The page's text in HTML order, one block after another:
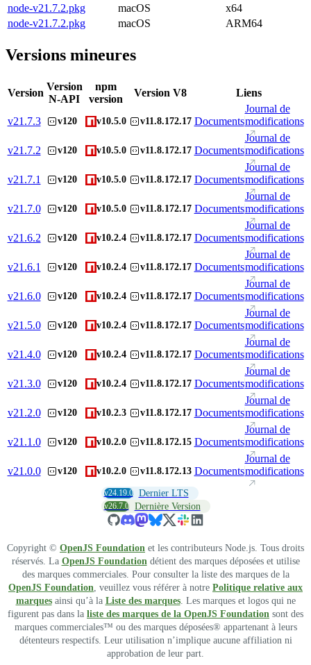
node-v21.7.2.pkg
macOS
x64
node-v21.7.2.pkg
macOS ARM64
Versions mineures
Version
Version
N-API
npm
version
Version V8 Liens
v21.7.3 v120 v10.5.0 v11.8.172.17 Documents
Journal de
modifications
v21.7.2 v120 v10.5.0 v11.8.172.17 Documents
Journal de
modifications
v21.7.1 v120 v10.5.0 v11.8.172.17 Documents
Journal de
modifications
v21.7.0 v120 v10.5.0 v11.8.172.17 Documents
Journal de
modifications
v21.6.2 v120 v10.2.4 v11.8.172.17 Documents
Journal de
modifications
v21.6.1 v120 v10.2.4 v11.8.172.17 Documents
Journal de
modifications
v21.6.0 v120 v10.2.4 v11.8.172.17 Documents
Journal de
modifications
v21.5.0 v120 v10.2.4 v11.8.172.17 Documents
Journal de
modifications
v21.4.0 v120 v10.2.4 v11.8.172.17 Documents
Journal de
modifications
v21.3.0 v120 v10.2.4 v11.8.172.17 Documents
Journal de
modifications
v21.2.0 v120 v10.2.3 v11.8.172.17 Documents
Journal de
modifications
v21.1.0 v120 v10.2.0 v11.8.172.15 Documents
Journal de
modifications
v21.0.0 v120 v10.2.0 v11.8.172.13 Documents
Journal de
modifications
v24.19.0 Dernier LTS
v26.7.0 Dernière Version
Copyright © OpenJS Foundation et les contributeurs Node.js. Tous droits
réservés. La OpenJS Foundation détient des marques déposées et utilise
des marques commerciales. Pour consulter la liste des marques de la
OpenJS Foundation , veuillez vous référer à notre Politique relative aux
marquesainsi qu’à la Liste des marques. Les marques et logos qui ne
figurent pas dans la liste des marques de la OpenJS Foundation sont des
marques commerciales™ ou des marques déposées® appartenant à leurs
détenteurs respectifs. Leur utilisation n’implique aucune affiliation ni
approbation de leur part.